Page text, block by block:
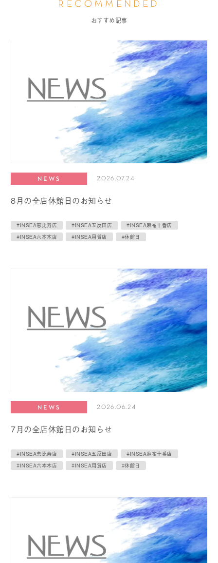
RECOMMENDED
おすすめ記事
NEWS 2026.07.24
8月の全店休館日のお知らせ
#INSEA恵比寿店 #INSEA五反田店
#INSEA麻布十番店
#INSEA六本木店
#INSEA用賀店 #休館日
NEWS 2026.06.24
7月の全店休館日のお知らせ
#INSEA恵比寿店 #INSEA五反田店
#INSEA麻布十番店
#INSEA六本木店
#INSEA用賀店 #休館日